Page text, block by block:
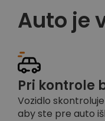
Auto je
Pri kontrole
Vozidlo
aby ste pre auto